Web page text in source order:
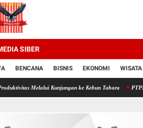
SIBER
BENCANA BISNIS EKONOMI WISATA
Kunjungan ke Kebun Tabara PTPN IV